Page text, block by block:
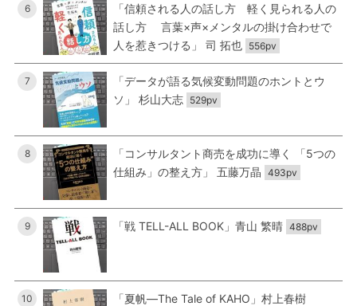
6
「信頼される人の話し方 軽く見られる人の
話し方 言葉×声×メンタルの掛け合わせで
人を惹きつける」 司 拓也 556pv
7
「データが語る気候変動問題のホントとウ
ソ」 杉山大志 529pv
8
「コンサルタント商売を成功に導く 「5つの
仕組み」の整え方」 五藤万晶 493pv
9 「戦 TELL-ALL BOOK」青山 繁晴 488pv
10 「夏帆―The Tale of KAHO」村上春樹